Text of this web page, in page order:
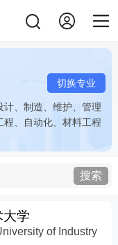
切换专业
、制造、维护、管理
、自动化、材料工程
、制造、维护、管理
、自动化、材料工程
搜索
大学
of Industry